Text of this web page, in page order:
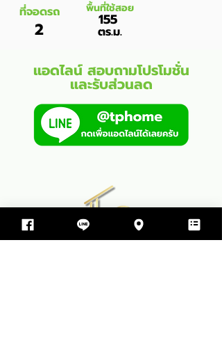
ที่จอดรถ
2
พื้นที่ใช้สอย
155
ตร.ม.
แอดไลน์ สอบถามโปรโมชั่น
และรับส่วนลด